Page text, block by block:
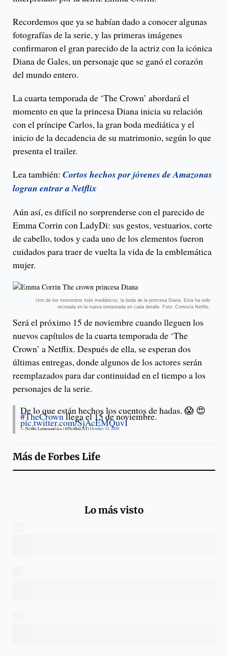
Recordemos que ya se habían dado a conocer algunas
fotografías de la serie, y las primeras imágenes
confirmaron el gran parecido de la actriz con la icónica
Diana de Gales, un personaje que se ganó el corazón
del mundo entero.
La cuarta temporada de ‘The Crown’ abordará el
momento en que la princesa Diana inicia su relación
con el príncipe Carlos, la gran boda mediática y el
inicio de la decadencia de su matrimonio, según lo que
presenta el trailer.
Lea también: Cortos hechos por jóvenes de Amazonas
logran entrar a Netflix
Aún así, es difícil no sorprenderse con el parecido de
Emma Corrin con LadyDi: sus gestos, vestuarios, corte
de cabello, todos y cada uno de los elementos fueron
cuidados para traer de vuelta la vida de la emblemática
mujer.
Uno de los momentos más mediáticos, la boda de la princesa Diana. Esta ha sido
recreada en la nueva temporada en cada detalle. Foto: Cortesía Netflix.
Será el próximo 15 de noviembre cuando lleguen los
nuevos capítulos de la cuarta temporada de ‘The
Crown’ a Netflix. Después de ella, se esperan dos
últimas entregas, donde algunos de los actores serán
reemplazados para dar continuidad en el tiempo a los
personajes de la serie.
De lo que están hechos los cuentos de hadas. 😱 😍
#TheCrownllega el 15 de noviembre.
pic.twitter.com/SjAcEMQuvI
— Netflix Latinoamérica (@NetflixLAT) October 13, 2020
Más deForbes Life
Lo más visto